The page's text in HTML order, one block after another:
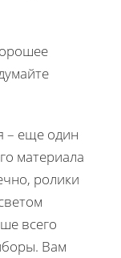
– еще один
материала
ролики
всего
Вам